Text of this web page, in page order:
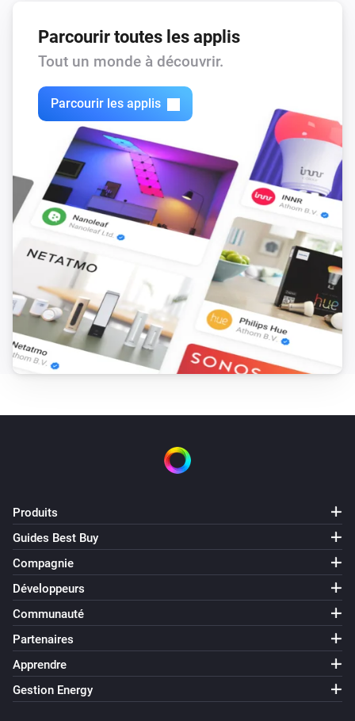
Update Vehicle Status
DS
Update Vehicle Status
Opel
Update Vehicle Status i
Peugeot
Update Vehicle Status
Parcourir toutes les applis
Tout un monde à découvrir.
Parcourir les applis
Produits
Guides Best Buy
Compagnie
Développeurs
Communauté
Partenaires
Apprendre
Gestion Energy